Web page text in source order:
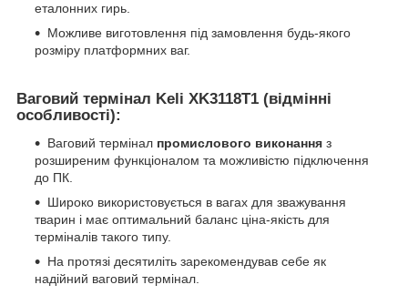
еталонних гирь.
Можливе виготовлення під замовлення будь-якого
розміру платформних ваг.
Ваговий термінал Keli XK3118T1 (відмінні
особливості):
Ваговий термінал промислового виконання з
розширеним функціоналом та можливістю підключення
до ПК.
Широко використовується в вагах для зважування
тварин і має оптимальний баланс ціна-якість для
терміналів такого типу.
На протязі десятиліть зарекомендував себе як
надійний ваговий термінал.